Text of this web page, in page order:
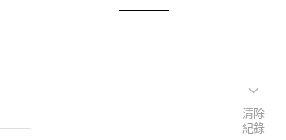
清除
紀錄